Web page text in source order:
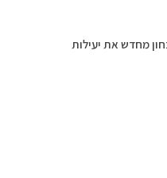
מחדש את יעילות